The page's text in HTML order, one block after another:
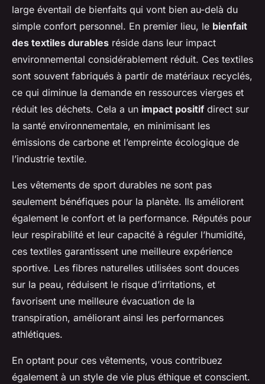
large éventail de bienfaits qui vont bien au-delà du
simple confort personnel. En premier lieu, le bienfait
des textiles durables réside dans leur impact
environnemental considérablement réduit. Ces textiles
sont souvent fabriqués à partir de matériaux recyclés,
ce qui diminue la demande en ressources vierges et
réduit les déchets. Cela a un impact positif direct sur
la santé environnementale, en minimisant les
émissions de carbone et l’empreinte écologique de
l’industrie textile.
Les vêtements de sport durables ne sont pas
seulement bénéfiques pour la planète. Ils améliorent
également le confort et la performance. Réputés pour
leur respirabilité et leur capacité à réguler l’humidité,
ces textiles garantissent une meilleure expérience
sportive. Les fibres naturelles utilisées sont douces
sur la peau, réduisent le risque d’irritations, et
favorisent une meilleure évacuation de la
transpiration, améliorant ainsi les performances
athlétiques.
En optant pour ces vêtements, vous contribuez
également à un style de vie plus éthique et conscient.